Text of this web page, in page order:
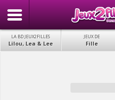
LA BD JEUX2FILLES
Lilou, Lea & Lee
JEUX DE
Fille